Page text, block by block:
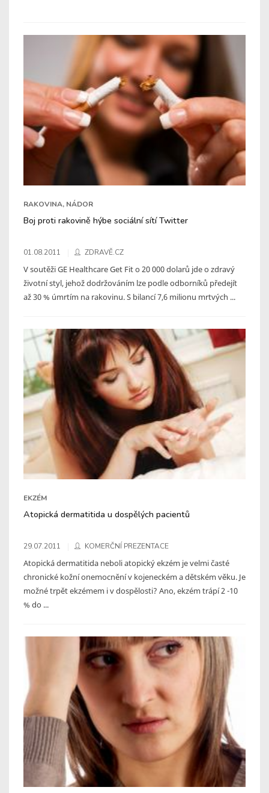
RAKOVINA, NÁDOR
Boj proti rakovině hýbe sociální sítí Twitter
01.08.2011 ZDRAVĚ.CZ
V soutěži GE Healthcare Get Fit o 20 000 dolarů jde o zdravý
životní styl, jehož dodržováním lze podle odborníků předejít
až 30 % úmrtím na rakovinu. S bilancí 7,6 milionu mrtvých ...
EKZÉM
Atopická dermatitida u dospělých pacientů
29.07.2011 KOMERČNÍ PREZENTACE
Atopická dermatitida neboli atopický ekzém je velmi časté
chronické kožní onemocnění v kojeneckém a dětském věku. Je
možné trpět ekzémem i v dospělosti? Ano, ekzém trápí 2 -10
% do ...